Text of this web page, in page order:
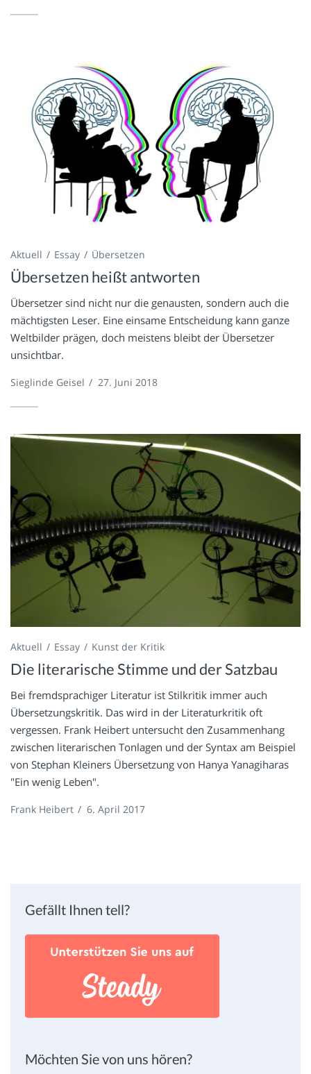
Aktuell Essay Übersetzen
Übersetzen heißt antworten
Übersetzer sind nicht nur die genausten, sondern auch die
mächtigsten Leser. Eine einsame Entscheidung kann ganze
Weltbilder prägen, doch meistens bleibt der Übersetzer
unsichtbar.
Sieglinde Geisel / 27. Juni 2018
Aktuell Essay Kunst der Kritik
Die literarische Stimme und der Satzbau
Bei fremdsprachiger Literatur ist Stilkritik immer auch
Übersetzungskritik. Das wird in der Literaturkritik oft
vergessen. Frank Heibert untersucht den Zusammenhang
zwischen literarischen Tonlagen und der Syntax am Beispiel
von Stephan Kleiners Übersetzung von Hanya Yanagiharas
"Ein wenig Leben".
Frank Heibert / 6. April 2017
Gefällt Ihnen tell?
Möchten Sie von uns hören?